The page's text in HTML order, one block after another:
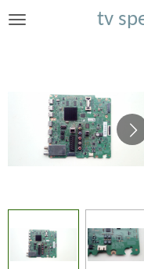
Ga
hoofdinhoud
tv